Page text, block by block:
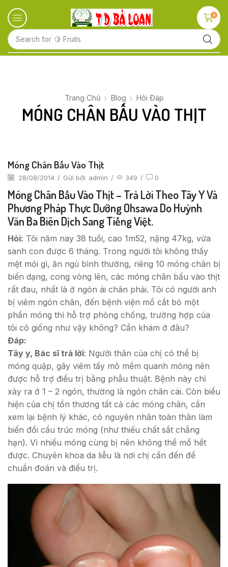
Search for 🍋 Fruits
0
Trang Chủ Blog Hỏi Đáp
MÓNG CHÂN BẤU VÀO THỊT
Móng Chân Bấu Vào Thịt
28/08/2014 / Gửi bởi admin / 349 / 0
Móng Chân Bấu Vào Thịt – Trả Lời Theo Tây Y Và
Phương Pháp Thực Dưỡng Ohsawa Do Huỳnh
Văn Ba Biên Dịch Sang Tiếng Việt.
Hỏi: Tôi năm nay 38 tuổi, cao 1m52, nặng 47kg, vừa
sanh con được 6 tháng. Trong người tôi không thấy
mệt mỏi gì, ăn ngủ bình thường, riêng 10 móng chân bị
biến dạng, cong vòng lên, các móng chân bấu vào thịt
rất đau, nhất là ở ngón ái chân phải. Tôi có người anh
bị viêm ngón chân, đến bệnh viện mổ cắt bỏ một
phần móng thì hỗ trợ phòng chống, trường hợp của
tôi có giống như vậy không? Cần khám ở đâu?
Đáp:
Tây y, Bác sĩ trả lời: Người thân của chị có thể bị
móng quặp, gây viêm tấy mô mềm quanh móng nên
được hỗ trợ điều trị bằng phẫu thuật. Bệnh này chỉ
xảy ra ở 1 – 2 ngón, thường là ngón chân cái. Còn biểu
hiện của chị tổn thương tất cả các móng chân, cần
xem lại bệnh lý khác, có nguyên nhân toàn thân làm
biến đổi cấu trúc móng (như thiếu chất sắt chẳng
hạn). Vì nhiều móng cùng bị nên không thể mổ hết
được. Chuyên khoa da liễu là nơi chị cần đến để
chuẩn đoán và điều trị.